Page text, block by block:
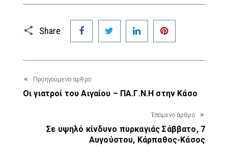
Share
Facebook Twitter LinkedIn
Προηγούμενο άρθρο
Οι γιατροί του Αιγαίου – ΠΑ.Γ.Ν.Η στην Κάσο
Έπόμενο άρθρο
Σε υψηλό κίνδυνο πυρκαγιάς Σάββατο, 7
Αυγούστου, Κάρπαθος-Κάσος